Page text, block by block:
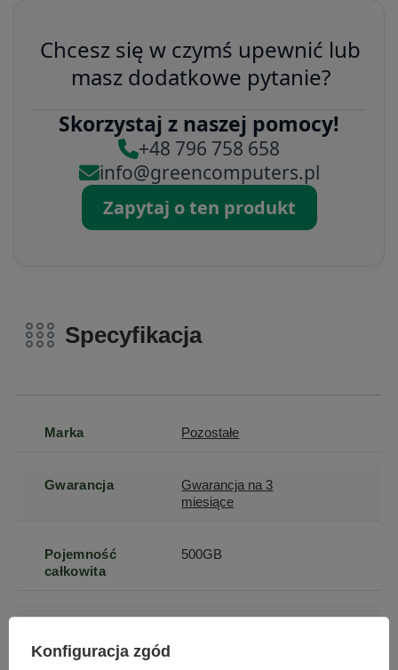
Chcesz się w czymś upewnić lub
masz dodatkowe pytanie?
Skorzystaj z naszej pomocy!
+48 796 758 658
info@greencomputers.pl
Zapytaj o ten produkt
Specyfikacja
Marka Pozostałe
Gwarancja
Gwarancja na 3
miesiące
Pojemność
całkowita
500GB
Konfiguracja zgód